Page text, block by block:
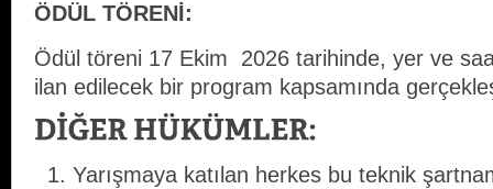
ÖDÜL TÖRENİ:
Ödül töreni 17 Ekim 2026 tarihinde, yer ve
ilan edilecek bir program kapsamında
Yarışmaya katılan herkes bu teknik